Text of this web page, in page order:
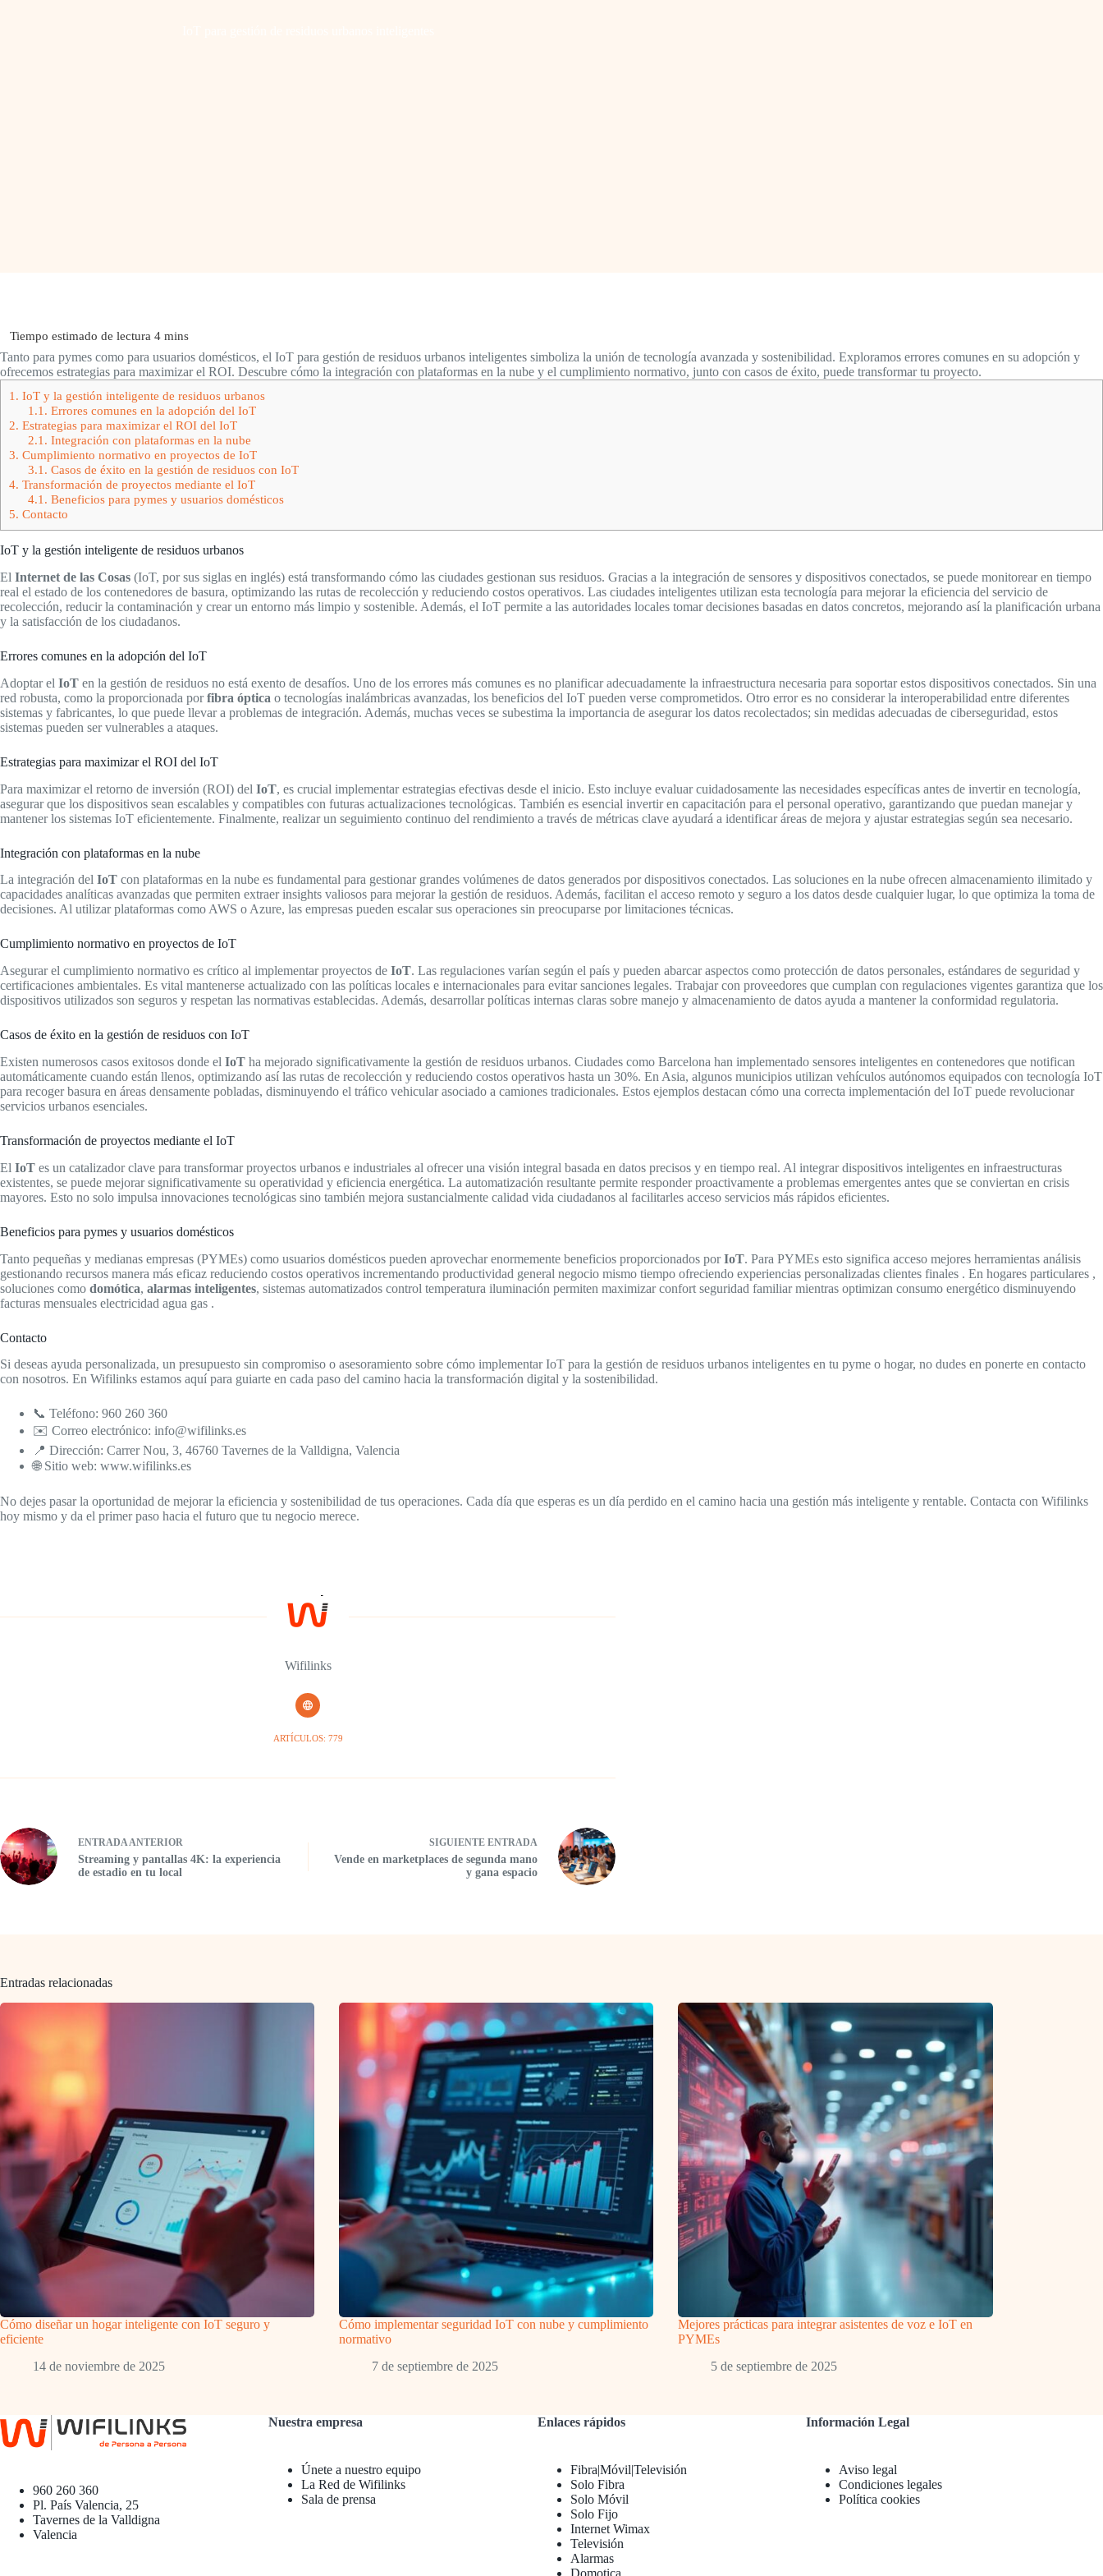
Tanto para pymes como para usuarios domésticos, el IoT para gestión de residuos urbanos inteligentes simboliza la unión de tecnología avanzada y sostenibilidad. Exploramos errores comunes en su adopción y
ofrecemos estrategias para maximizar el ROI. Descubre cómo la integración con plataformas en la nube y el cumplimiento normativo, junto con casos de éxito, puede transformar tu proyecto.
1. IoT y la gestión inteligente de residuos urbanos
1.1. Errores comunes en la adopción del IoT
2. Estrategias para maximizar el ROI del IoT
2.1. Integración con plataformas en la nube
3. Cumplimiento normativo en proyectos de IoT
3.1. Casos de éxito en la gestión de residuos con IoT
4. Transformación de proyectos mediante el IoT
4.1. Beneficios para pymes y usuarios domésticos
5. Contacto
IoT y la gestión inteligente de residuos urbanos
El Internet de las Cosas (IoT, por sus siglas en inglés) está transformando cómo las ciudades gestionan sus residuos. Gracias a la integración de sensores y dispositivos conectados, se puede monitorear en tiempo
real el estado de los contenedores de basura, optimizando las rutas de recolección y reduciendo costos operativos. Las ciudades inteligentes utilizan esta tecnología para mejorar la eficiencia del servicio de
recolección, reducir la contaminación y crear un entorno más limpio y sostenible. Además, el IoT permite a las autoridades locales tomar decisiones basadas en datos concretos, mejorando así la planificación urbana
y la satisfacción de los ciudadanos.
Errores comunes en la adopción del IoT
Adoptar el IoT en la gestión de residuos no está exento de desafíos. Uno de los errores más comunes es no planificar adecuadamente la infraestructura necesaria para soportar estos dispositivos conectados. Sin una
red robusta, como la proporcionada porfibra óptica o tecnologías inalámbricas avanzadas, los beneficios del IoT pueden verse comprometidos. Otro error es no considerar la interoperabilidad entre diferentes
sistemas y fabricantes, lo que puede llevar a problemas de integración. Además, muchas veces se subestima la importancia de asegurar los datos recolectados; sin medidas adecuadas de ciberseguridad, estos
sistemas pueden ser vulnerables a ataques.
Estrategias para maximizar el ROI del IoT
Para maximizar el retorno de inversión (ROI) del IoT, es crucial implementar estrategias efectivas desde el inicio. Esto incluye evaluar cuidadosamente las necesidades específicas antes de invertir en tecnología,
asegurar que los dispositivos sean escalables y compatibles con futuras actualizaciones tecnológicas. También es esencial invertir en capacitación para el personal operativo, garantizando que puedan manejar y
mantener los sistemas IoT eficientemente. Finalmente, realizar un seguimiento continuo del rendimiento a través de métricas clave ayudará a identificar áreas de mejora y ajustar estrategias según sea necesario.
Integración con plataformas en la nube
La integración del IoT con plataformas en la nube es fundamental para gestionar grandes volúmenes de datos generados por dispositivos conectados. Las soluciones en la nube ofrecen almacenamiento ilimitado y
capacidades analíticas avanzadas que permiten extraer insights valiosos para mejorar la gestión de residuos. Además, facilitan el acceso remoto y seguro a los datos desde cualquier lugar, lo que optimiza la toma de
decisiones. Al utilizar plataformas como AWS o Azure, las empresas pueden escalar sus operaciones sin preocuparse por limitaciones técnicas.
Cumplimiento normativo en proyectos de IoT
Asegurar el cumplimiento normativo es crítico al implementar proyectos de IoT. Las regulaciones varían según el país y pueden abarcar aspectos como protección de datos personales, estándares de seguridad y
certificaciones ambientales. Es vital mantenerse actualizado con las políticas locales e internacionales para evitar sanciones legales. Trabajar con proveedores que cumplan con regulaciones vigentes garantiza que los
dispositivos utilizados son seguros y respetan las normativas establecidas. Además, desarrollar políticas internas claras sobre manejo y almacenamiento de datos ayuda a mantener la conformidad regulatoria.
Casos de éxito en la gestión de residuos con IoT
Existen numerosos casos exitosos donde el IoT ha mejorado significativamente la gestión de residuos urbanos. Ciudades como Barcelona han implementado sensores inteligentes en contenedores que notifican
automáticamente cuando están llenos, optimizando así las rutas de recolección y reduciendo costos operativos hasta un 30%. En Asia, algunos municipios utilizan vehículos autónomos equipados con tecnología IoT
para recoger basura en áreas densamente pobladas, disminuyendo el tráfico vehicular asociado a camiones tradicionales. Estos ejemplos destacan cómo una correcta implementación del IoT puede revolucionar
servicios urbanos esenciales.
Transformación de proyectos mediante el IoT
El IoT es un catalizador clave para transformar proyectos urbanos e industriales al ofrecer una visión integral basada en datos precisos y en tiempo real. Al integrar dispositivos inteligentes en infraestructuras
existentes, se puede mejorar significativamente su operatividad y eficiencia energética. La automatización resultante permite responder proactivamente a problemas emergentes antes que se conviertan en crisis
mayores. Esto no solo impulsa innovaciones tecnológicas sino también mejora sustancialmente calidad vida ciudadanos al facilitarles acceso servicios más rápidos eficientes.
Beneficios para pymes y usuarios domésticos
Tanto pequeñas y medianas empresas (PYMEs) como usuarios domésticos pueden aprovechar enormemente beneficios proporcionados porIoT. Para PYMEs esto significa acceso mejores herramientas análisis
gestionando recursos manera más eficaz reduciendo costos operativos incrementando productividad general negocio mismo tiempo ofreciendo experiencias personalizadas clientes finales . En hogares particulares ,
soluciones como domótica, alarmas inteligentes, sistemas automatizados control temperatura iluminación permiten maximizar confort seguridad familiar mientras optimizan consumo energético disminuyendo
facturas mensuales electricidad agua gas .
Contacto
Si deseas ayuda personalizada, un presupuesto sin compromiso o asesoramiento sobre cómo implementar IoT para la gestión de residuos urbanos inteligentes en tu pyme o hogar, no dudes en ponerte en contacto
con nosotros. En Wifilinks estamos aquí para guiarte en cada paso del camino hacia la transformación digital y la sostenibilidad.
📞 Teléfono: 960 260 360
✉️ Correo electrónico: info@wifilinks.es
📍 Dirección: Carrer Nou, 3, 46760 Tavernes de la Valldigna, Valencia
🌐 Sitio web: www.wifilinks.es
No dejes pasar la oportunidad de mejorar la eficiencia y sostenibilidad de tus operaciones. Cada día que esperas es un día perdido en el camino hacia una gestión más inteligente y rentable. Contacta con Wifilinks
hoy mismo y da el primer paso hacia el futuro que tu negocio merece.
Wifilinks
ARTÍCULOS: 779
ENTRADAANTERIOR
Streaming y pantallas 4K: la experiencia
de estadio en tu local
SIGUIENTE ENTRADA
Vende en marketplaces de segunda mano
y gana espacio
Entradas relacionadas
Cómo diseñar un hogar inteligente con IoT seguro y
eficiente
14 de noviembre de 2025
Cómo implementar seguridad IoT con nube y cumplimiento
normativo
7 de septiembre de 2025
Mejores prácticas para integrar asistentes de voz e IoT en
PYMEs
5 de septiembre de 2025
960 260 360
Pl. País Valencia, 25
Tavernes de la Valldigna
Valencia
Nuestra empresa
Únete a nuestro equipo
La Red de Wifilinks
Sala de prensa
Enlaces rápidos
Fibra|Móvil|Televisión
Solo Fibra
Solo Móvil
Solo Fijo
Internet Wimax
Televisión
Alarmas
Información Legal
Aviso legal
Condiciones legales
Política cookies